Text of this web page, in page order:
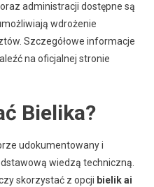
administracji dostępne są
wdrożenie
Szczegółowe informacje
na oficjalnej stronie
Bielika?
udokumentowany i
wiedzą techniczną.
skorzystać z opcji bielik ai